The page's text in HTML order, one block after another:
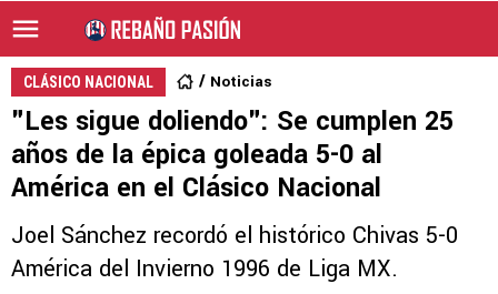
CLÁSICO NACIONAL Noticias
"Les sigue doliendo": Se cumplen 25
años de la épica goleada 5-0 al
América en el Clásico Nacional
Joel Sánchez recordó el histórico Chivas 5-0
América del Invierno 1996 de Liga MX.